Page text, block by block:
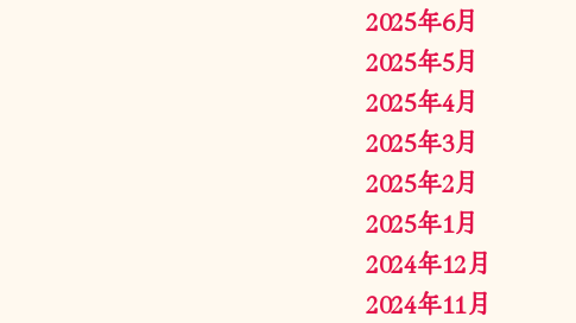
2025年6月
2025年5月
2025年4月
2025年3月
2025年2月
2025年1月
2024年12月
2024年11月